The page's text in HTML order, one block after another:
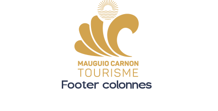
Footer colonnes